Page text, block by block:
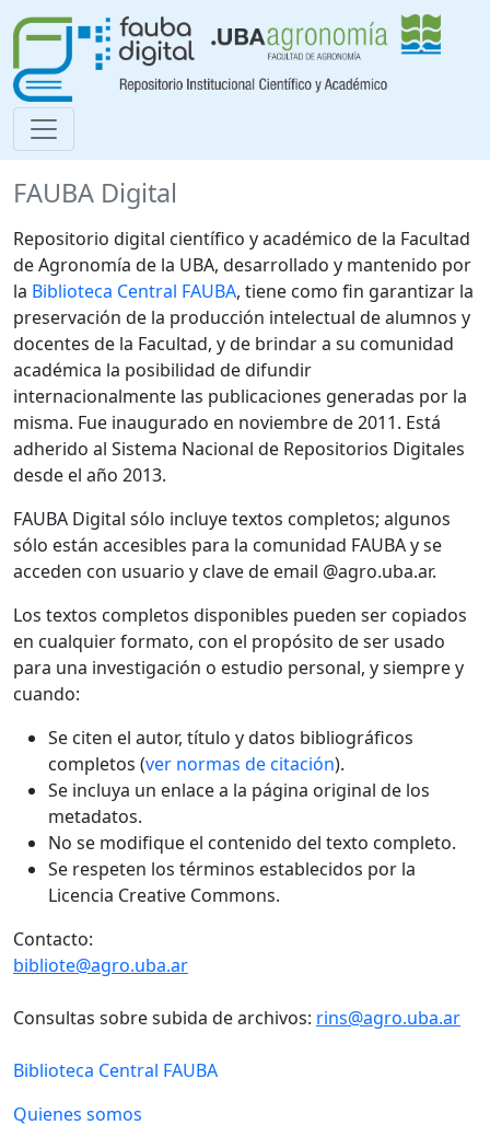
FAUBA Digital
Repositorio digital científico y académico de la Facultad
de Agronomía de la UBA, desarrollado y mantenido por
la Biblioteca Central FAUBA, tiene como fin garantizar la
preservación de la producción intelectual de alumnos y
docentes de la Facultad, y de brindar a su comunidad
académica la posibilidad de difundir
internacionalmente las publicaciones generadas por la
misma. Fue inaugurado en noviembre de 2011. Está
adherido al Sistema Nacional de Repositorios Digitales
desde el año 2013.
FAUBA Digital sólo incluye textos completos; algunos
sólo están accesibles para la comunidad FAUBA y se
acceden con usuario y clave de email @agro.uba.ar.
Los textos completos disponibles pueden ser copiados
en cualquier formato, con el propósito de ser usado
para una investigación o estudio personal, y siempre y
cuando:
Se citen el autor, título y datos bibliográficos
completos (ver normas de citación).
Se incluya un enlace a la página original de los
metadatos.
No se modifique el contenido del texto completo.
Se respeten los términos establecidos por la
Licencia Creative Commons.
Contacto:
bibliote@agro.uba.ar
Consultas sobre subida de archivos: rins@agro.uba.ar
Biblioteca Central FAUBA
Quienes somos